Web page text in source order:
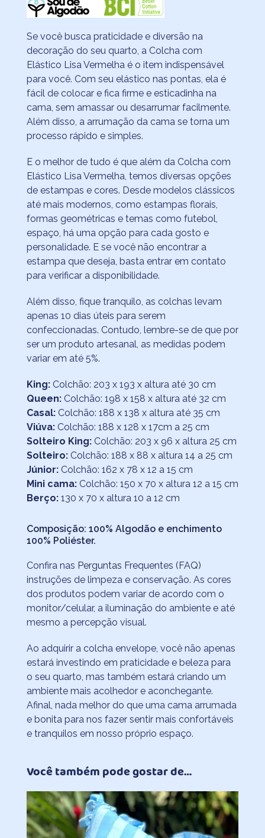
Se você busca praticidade e diversão na
decoração do seu quarto, a Colcha com
Elástico Lisa Vermelha é o item indispensável
para você. Com seu elástico nas pontas, ela é
fácil de colocar e fica firme e esticadinha na
cama, sem amassar ou desarrumar facilmente.
Além disso, a arrumação da cama se torna um
processo rápido e simples.
E o melhor de tudo é que além da Colcha com
Elástico Lisa Vermelha, temos diversas opções
de estampas e cores. Desde modelos clássicos
até mais modernos, como estampas florais,
formas geométricas e temas como futebol,
espaço, há uma opção para cada gosto e
personalidade. E se você não encontrar a
estampa que deseja, basta entrar em contato
para verificar a disponibilidade.
Além disso, fique tranquilo, as colchas levam
apenas 10 dias úteis para serem
confeccionadas. Contudo, lembre-se de que por
ser um produto artesanal, as medidas podem
variar em até 5%.
King: Colchão: 203 x 193 x altura até 30 cm
Queen:Colchão: 198 x 158 x altura até 32 cm
Casal: Colchão: 188 x 138 x altura até 35 cm
Viúva: Colchão: 188 x 128 x 17cm a 25 cm
Solteiro King: Colchão: 203 x 96 x altura 25 cm
Solteiro: Colchão: 188 x 88 x altura 14 a 25 cm
Júnior:Colchão: 162 x 78 x 12 a 15 cm
Mini cama: Colchão: 150 x 70 x altura 12 a 15 cm
Berço:130 x 70 x altura 10 a 12 cm
Composição: 100% Algodão e enchimento
100% Poliéster.
Confira nas Perguntas Frequentes (FAQ)
instruções de limpeza e conservação. As cores
dos produtos podem variar de acordo com o
monitor/celular, a iluminação do ambiente e até
mesmo a percepção visual.
Ao adquirir a colcha envelope, você não apenas
estará investindo em praticidade e beleza para
o seu quarto, mas também estará criando um
ambiente mais acolhedor e aconchegante.
Afinal, nada melhor do que uma cama arrumada
e bonita para nos fazer sentir mais confortáveis
e tranquilos em nosso próprio espaço.
Você também pode gostar de…